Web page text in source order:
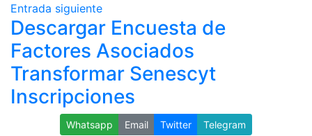
Entrada siguiente
Descargar Encuesta de
Factores Asociados
Transformar Senescyt
Inscripciones
Whatsapp Email Twitter Telegram